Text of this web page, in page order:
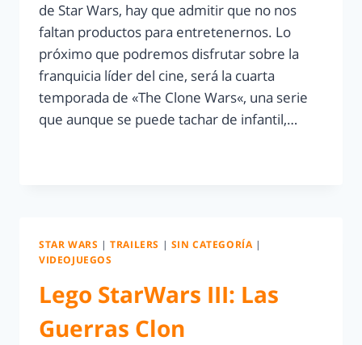
de Star Wars, hay que admitir que no nos
faltan productos para entretenernos. Lo
próximo que podremos disfrutar sobre la
franquicia líder del cine, será la cuarta
temporada de «The Clone Wars«, una serie
que aunque se puede tachar de infantil,…
STAR WARS |TRAILERS | SIN CATEGORÍA|
VIDEOJUEGOS
Lego StarWars III: Las
Guerras Clon